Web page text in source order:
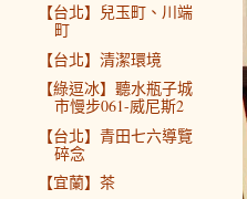
【台北】兒玉町、川端
町
【台北】清潔環境
【綠逗冰】聽水瓶子城
市慢步061-威尼斯2
【台北】青田七六導覽
碎念
【宜蘭】茶